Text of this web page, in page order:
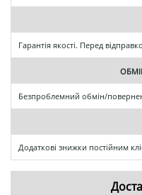
Гарантія якості. Перед
Безпроблемний обмін/
Додаткові знижки постійним